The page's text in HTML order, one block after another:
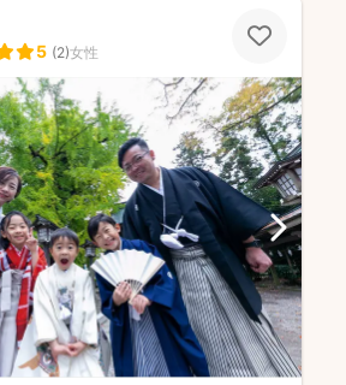
5 (2)女性